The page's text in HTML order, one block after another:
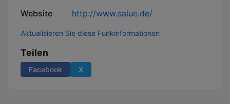
Website http://www.salue.de/
Aktualisieren Sie diese Funkinformationen
Teilen
Facebook X